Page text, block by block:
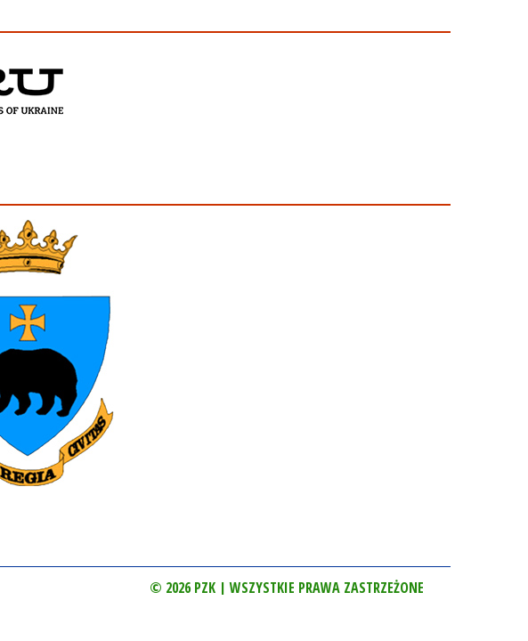
© 2026 PZK | WSZYSTKIE PRAWA ZASTRZEŻONE